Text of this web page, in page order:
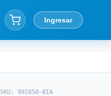
Ingresar
SKU: 992850-BIA